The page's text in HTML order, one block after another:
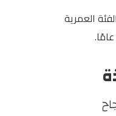
الفئة العمرية